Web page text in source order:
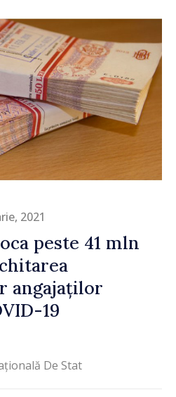
2021
peste 41 mln
angajaților
19
De Stat